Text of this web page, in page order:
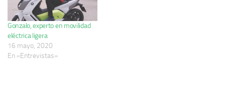
Gonzalo, experto en movilidad
eléctrica ligera
16 mayo, 2020
En «Entrevistas»